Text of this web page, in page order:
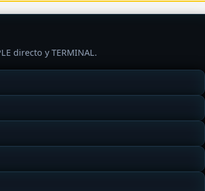
directo y TERMINAL.